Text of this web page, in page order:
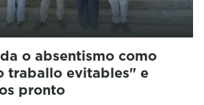
o absentismo como
traballo evitables" e
pronto